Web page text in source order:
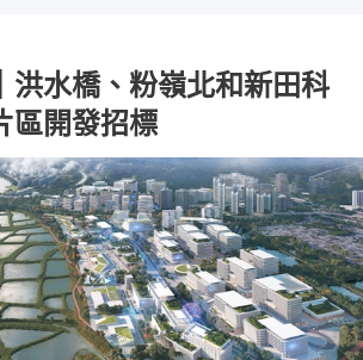
洪水橋、粉嶺北和新田科
開發招標